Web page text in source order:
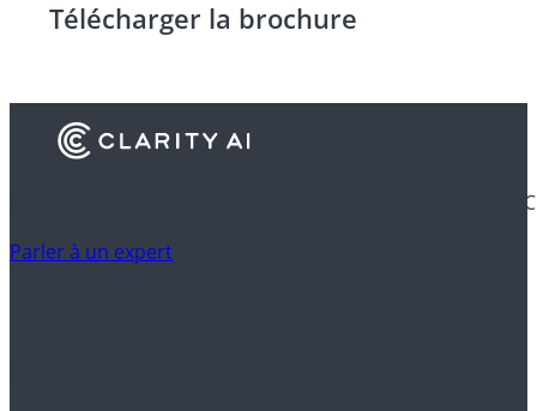
Télécharger la brochure
Découvrez comment les institutions financières utilisent
Parler à un expert